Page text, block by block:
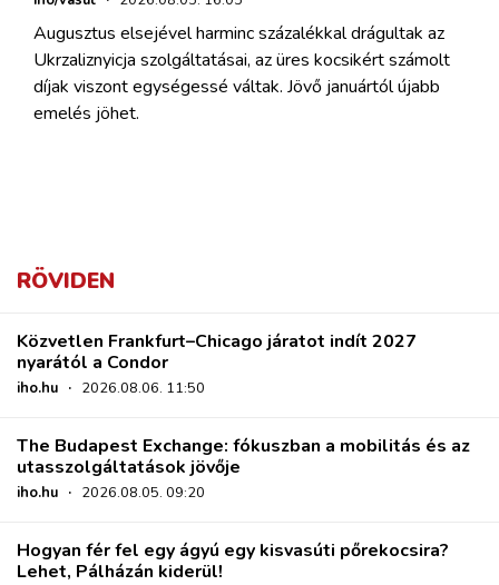
Augusztus elsejével harminc százalékkal drágultak az
Ukrzaliznyicja szolgáltatásai, az üres kocsikért számolt
díjak viszont egységessé váltak. Jövő januártól újabb
emelés jöhet.
RÖVIDEN
Közvetlen Frankfurt–Chicago járatot indít 2027
nyarától a Condor
iho.hu · 2026.08.06. 11:50
The Budapest Exchange: fókuszban a mobilitás és az
utasszolgáltatások jövője
iho.hu · 2026.08.05. 09:20
Hogyan fér fel egy ágyú egy kisvasúti pőrekocsira?
Lehet, Pálházán kiderül!